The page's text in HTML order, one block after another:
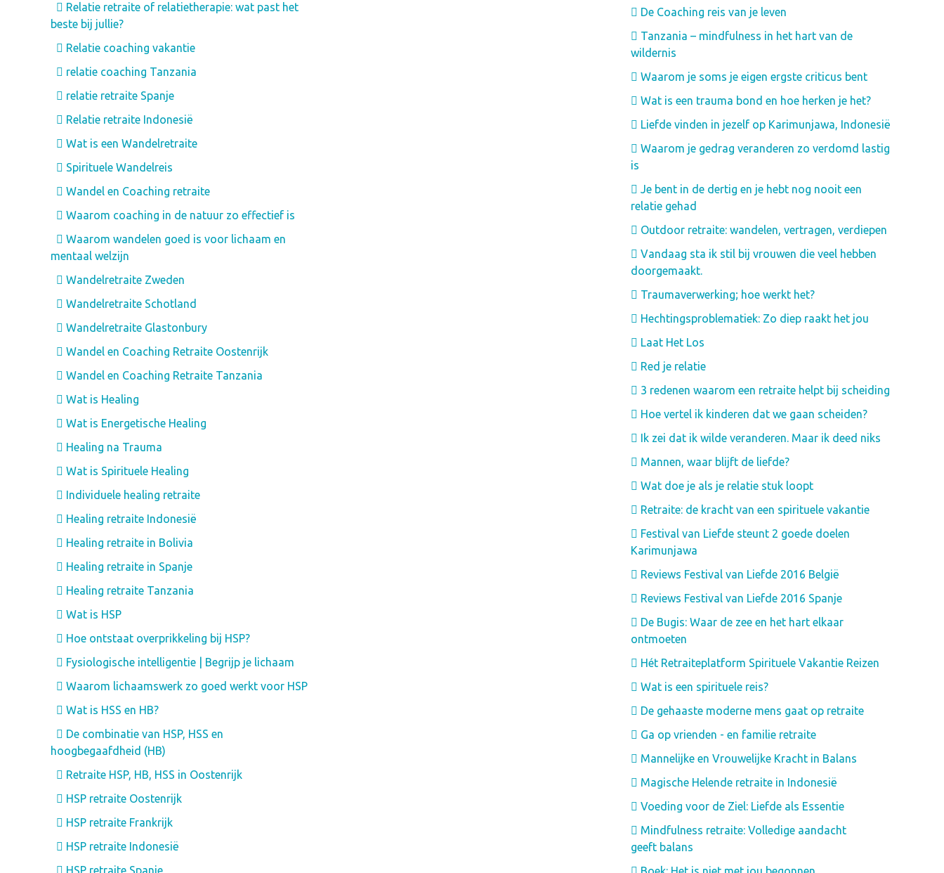
Relatie retraite of relatietherapie: wat past het
beste bij jullie?
Relatie coaching vakantie
relatie coaching Tanzania
relatie retraite Spanje
Relatie retraite Indonesië
Wat is een Wandelretraite
Spirituele Wandelreis
Wandel en Coaching retraite
Waarom coaching in de natuur zo effectief is
Waarom wandelen goed is voor lichaam en
mentaal welzijn
Wandelretraite Zweden
Wandelretraite Schotland
Wandelretraite Glastonbury
Wandel en Coaching Retraite Oostenrijk
Wandel en Coaching Retraite Tanzania
Wat is Healing
Wat is Energetische Healing
Healing na Trauma
Wat is Spirituele Healing
Individuele healing retraite
Healing retraite Indonesië
Healing retraite in Bolivia
Healing retraite in Spanje
Healing retraite Tanzania
Wat is HSP
Hoe ontstaat overprikkeling bij HSP?
Fysiologische intelligentie | Begrijp je lichaam
Waarom lichaamswerk zo goed werkt voor HSP
Wat is HSS en HB?
De combinatie van HSP, HSS en
hoogbegaafdheid (HB)
Retraite HSP, HB, HSS in Oostenrijk
HSP retraite Oostenrijk
HSP retraite Frankrijk
HSP retraite Indonesië
HSP retraite Spanje
De Coaching reis van je leven
Tanzania – mindfulness in het hart van de
wildernis
Waarom je soms je eigen ergste criticus bent
Wat is een trauma bond en hoe herken je het?
Liefde vinden in jezelf op Karimunjawa, Indonesië
Waarom je gedrag veranderen zo verdomd lastig
is
Je bent in de dertig en je hebt nog nooit een
relatie gehad
Outdoor retraite: wandelen, vertragen, verdiepen
Vandaag sta ik stil bij vrouwen die veel hebben
doorgemaakt.
Traumaverwerking; hoe werkt het?
Hechtingsproblematiek: Zo diep raakt het jou
Laat Het Los
Red je relatie
3 redenen waarom een retraite helpt bij scheiding
Hoe vertel ik kinderen dat we gaan scheiden?
Ik zei dat ik wilde veranderen. Maar ik deed niks
Mannen, waar blijft de liefde?
Wat doe je als je relatie stuk loopt
Retraite: de kracht van een spirituele vakantie
Festival van Liefde steunt 2 goede doelen
Karimunjawa
Reviews Festival van Liefde 2016 België
Reviews Festival van Liefde 2016 Spanje
De Bugis: Waar de zee en het hart elkaar
ontmoeten
Hét Retraiteplatform Spirituele Vakantie Reizen
Wat is een spirituele reis?
De gehaaste moderne mens gaat op retraite
Ga op vrienden - en familie retraite
Mannelijke en Vrouwelijke Kracht in Balans
Magische Helende retraite in Indonesië
Voeding voor de Ziel: Liefde als Essentie
Mindfulness retraite: Volledige aandacht
geeft balans